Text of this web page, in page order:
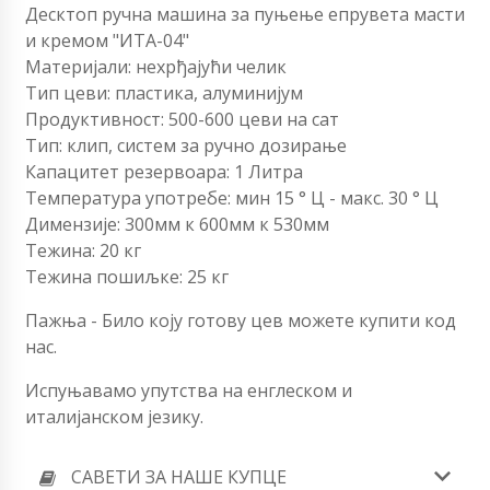
Десктоп ручна машина за пуњење епрувета масти
и кремом "ИТА-04"
Материјали: нехрђајући челик
Тип цеви: пластика, алуминијум
Продуктивност: 500-600 цеви на сат
Тип: клип, систем за ручно дозирање
Капацитет резервоара: 1 Литра
Температура употребе: мин 15 ° Ц - макс. 30 ° Ц
Димензије: 300мм к 600мм к 530мм
Тежина: 20 кг
Тежина пошиљке: 25 кг
Пажња - Било коју готову цев можете купити код
нас.
Испуњавамо упутства на енглеском и
италијанском језику.
САВЕТИ ЗА НАШЕ КУПЦЕ